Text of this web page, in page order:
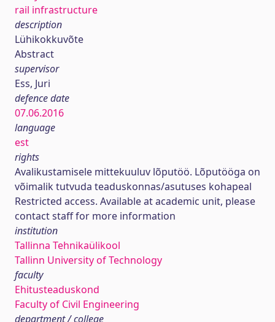
rail infrastructure
description
Lühikokkuvõte
Abstract
supervisor
Ess, Juri
defence date
07.06.2016
language
est
rights
Avalikustamisele mittekuuluv lõputöö. Lõputööga on
võimalik tutvuda teaduskonnas/asutuses kohapeal
Restricted access. Available at academic unit, please
contact staff for more information
institution
Tallinna Tehnikaülikool
Tallinn University of Technology
faculty
Ehitusteaduskond
Faculty of Civil Engineering
department / college